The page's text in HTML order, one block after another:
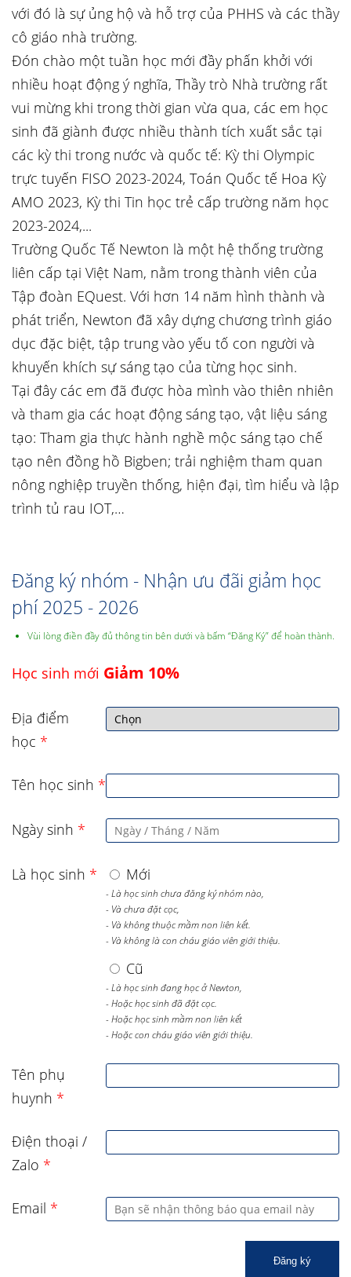
với đó là sự ủng hộ và hỗ trợ của PHHS và các thầy
cô giáo nhà trường.
Đón chào một tuần học mới đầy phấn khởi với
nhiều hoạt động ý nghĩa, Thầy trò Nhà trường rất
vui mừng khi trong thời gian vừa qua, các em học
sinh đã giành được nhiều thành tích xuất sắc tại
các kỳ thi trong nước và quốc tế: Kỳ thi Olympic
trực tuyến FISO 2023-2024, Toán Quốc tế Hoa Kỳ
AMO 2023, Kỳ thi Tin học trẻ cấp trường năm học
2023-2024,...
Trường Quốc Tế Newton là một hệ thống trường
liên cấp tại Việt Nam, nằm trong thành viên của
Tập đoàn EQuest. Với hơn 14 năm hình thành và
phát triển, Newton đã xây dựng chương trình giáo
dục đặc biệt, tập trung vào yếu tố con người và
khuyến khích sự sáng tạo của từng học sinh.
Tại đây các em đã được hòa mình vào thiên nhiên
và tham gia các hoạt động sáng tạo, vật liệu sáng
tạo: Tham gia thực hành nghề mộc sáng tạo chế
tạo nên đồng hồ Bigben; trải nghiệm tham quan
nông nghiệp truyền thống, hiện đại, tìm hiểu và lập
trình tủ rau IOT,…
Đăng ký nhóm - Nhận ưu đãi giảm học
phí 2025 - 2026
Vùi lòng điền đầy đủ thông tin bên dưới và bấm “Đăng Ký” để hoàn thành.
Học sinh mới Giảm 10%
Địa điểm
học *
Tên học sinh *
Ngày sinh *
Là học sinh * Mới
- Là học sinh chưa đăng ký nhóm nào,
- Và chưa đặt cọc,
- Và không thuộc mầm non liên kết.
- Và không là con cháu giáo viên giới thiệu.
Cũ
- Là học sinh đang học ở Newton,
- Hoặc học sinh đã đặt cọc.
- Hoặc học sinh mầm non liên kết
- Hoặc con cháu giáo viên giới thiệu.
Tên phụ
huynh *
Điện thoại /
Zalo *
Email *
Đăng ký